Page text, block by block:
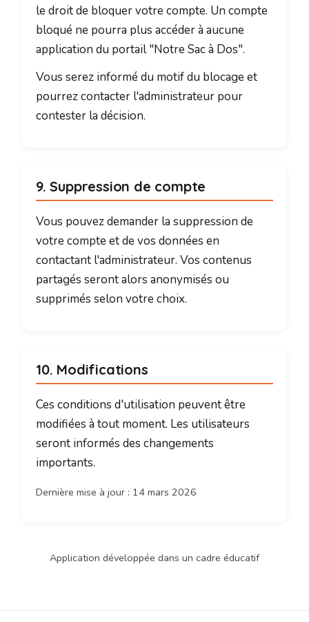
le droit de bloquer votre compte. Un compte
bloqué ne pourra plus accéder à aucune
application du portail "Notre Sac à Dos".
Vous serez informé du motif du blocage et
pourrez contacter l'administrateur pour
contester la décision.
9. Suppression de compte
Vous pouvez demander la suppression de
votre compte et de vos données en
contactant l'administrateur. Vos contenus
partagés seront alors anonymisés ou
supprimés selon votre choix.
10. Modifications
Ces conditions d'utilisation peuvent être
modifiées à tout moment. Les utilisateurs
seront informés des changements
importants.
Dernière mise à jour : 14 mars 2026
Application développée dans un cadre éducatif